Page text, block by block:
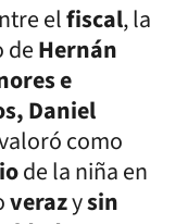
elfiscal, la
deHernán
e
Daniel
como
de la niña en
verazysin